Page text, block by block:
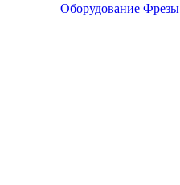
Оборудование Фрезы